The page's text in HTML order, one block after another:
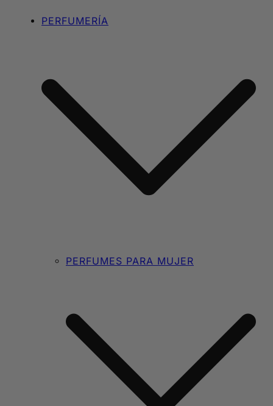
PERFUMERÍA
PERFUMES PARA MUJER